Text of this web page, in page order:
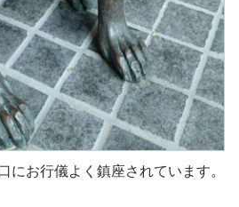
にお行儀よく鎮座されています。